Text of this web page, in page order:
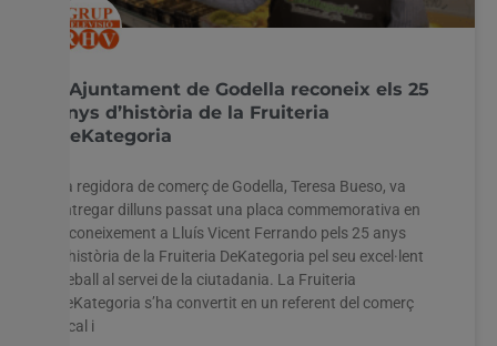
L’Ajuntament de Godella reconeix els 25
anys d’història de la Fruiteria
DeKategoria
La regidora de comerç de Godella, Teresa Bueso, va
entregar dilluns passat una placa commemorativa en
reconeixement a Lluís Vicent Ferrando pels 25 anys
d’història de la Fruiteria DeKategoria pel seu excel·lent
treball al servei de la ciutadania. La Fruiteria
DeKategoria s’ha convertit en un referent del comerç
local i